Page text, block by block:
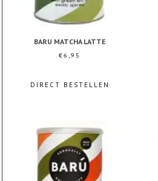
BARU MATCHA LATTE
€6,95
DIRECT BESTELLEN